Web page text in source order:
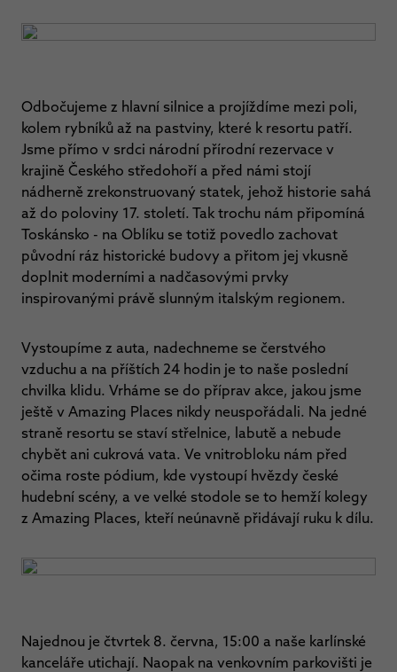
Odbočujeme z hlavní silnice a projíždíme mezi poli,
kolem rybníků až na pastviny, které k resortu patří.
Jsme přímo v srdci národní přírodní rezervace v
krajině Českého středohoří a před námi stojí
nádherně zrekonstruovaný statek, jehož historie sahá
až do poloviny 17. století. Tak trochu nám připomíná
Toskánsko - na Oblíku se totiž povedlo zachovat
původní ráz historické budovy a přitom jej vkusně
doplnit moderními a nadčasovými prvky
inspirovanými právě slunným italským regionem.
Vystoupíme z auta, nadechneme se čerstvého
vzduchu a na příštích 24 hodin je to naše poslední
chvilka klidu. Vrháme se do příprav akce, jakou jsme
ještě v Amazing Places nikdy neuspořádali. Na jedné
straně resortu se staví střelnice, labutě a nebude
chybět ani cukrová vata. Ve vnitrobloku nám před
očima roste pódium, kde vystoupí hvězdy české
hudební scény, a ve velké stodole se to hemží kolegy
z Amazing Places, kteří neúnavně přidávají ruku k dílu.
Najednou je čtvrtek 8. června, 15:00 a naše karlínské
kanceláře utichají. Naopak na venkovním parkovišti je